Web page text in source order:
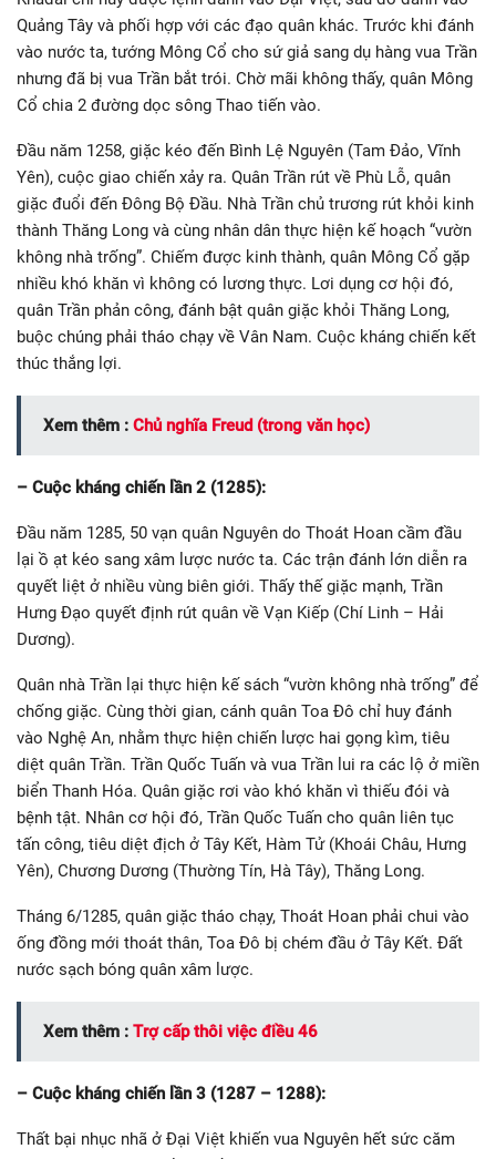
Quảng Tây và phối hợp với các đạo quân khác. Trước khi đánh
vào nước ta, tướng Mông Cổ cho sứ giả sang dụ hàng vua Trần
nhưng đã bị vua Trần bắt trói. Chờ mãi không thấy, quân Mông
Cổ chia 2 đường dọc sông Thao tiến vào.
Đầu năm 1258, giặc kéo đến Bình Lệ Nguyên (Tam Đảo, Vĩnh
Yên), cuộc giao chiến xảy ra. Quân Trần rút về Phù Lỗ, quân
giặc đuổi đến Đông Bộ Đầu. Nhà Trần chủ trương rút khỏi kinh
thành Thăng Long và cùng nhân dân thực hiện kế hoạch “vườn
không nhà trống”. Chiếm được kinh thành, quân Mông Cổ gặp
nhiều khó khăn vì không có lương thực. Lơi dụng cơ hội đó,
quân Trần phản công, đánh bật quân giặc khỏi Thăng Long,
buộc chúng phải tháo chạy về Vân Nam. Cuộc kháng chiến kết
thúc thắng lợi.
Xem thêm : Chủ nghĩa Freud (trong văn học)
– Cuộc kháng chiến lần 2 (1285):
Đầu năm 1285, 50 vạn quân Nguyên do Thoát Hoan cầm đầu
lại ồ ạt kéo sang xâm lược nước ta. Các trận đánh lớn diễn ra
quyết liệt ở nhiều vùng biên giới. Thấy thế giặc mạnh, Trần
Hưng Đạo quyết định rút quân về Vạn Kiếp (Chí Linh – Hải
Dương).
Quân nhà Trần lại thực hiện kế sách “vườn không nhà trống” để
chống giặc. Cùng thời gian, cánh quân Toa Đô chỉ huy đánh
vào Nghệ An, nhằm thực hiện chiến lược hai gọng kìm, tiêu
diệt quân Trần. Trần Quốc Tuấn và vua Trần lui ra các lộ ở miền
biển Thanh Hóa. Quân giặc rơi vào khó khăn vì thiếu đói và
bệnh tật. Nhân cơ hội đó, Trần Quốc Tuấn cho quân liên tục
tấn công, tiêu diệt địch ở Tây Kết, Hàm Tử (Khoái Châu, Hưng
Yên), Chương Dương (Thường Tín, Hà Tây), Thăng Long.
Tháng 6/1285, quân giặc tháo chạy, Thoát Hoan phải chui vào
ống đồng mới thoát thân, Toa Đô bị chém đầu ở Tây Kết. Đất
nước sạch bóng quân xâm lược.
Xem thêm : Trợ cấp thôi việc điều 46
– Cuộc kháng chiến lần 3 (1287 – 1288):
Thất bại nhục nhã ở Đại Việt khiến vua Nguyên hết sức căm